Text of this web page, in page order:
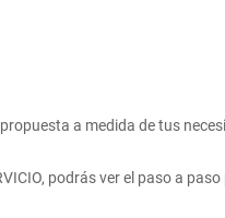
a medida de tus
podrás ver el paso a